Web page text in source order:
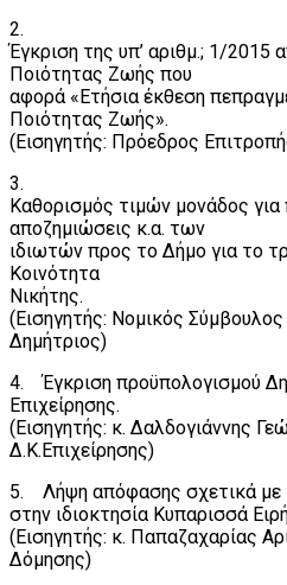
2.
Έγκριση της υπ’ αριθμ.; 1/2015
Ποιότητας Ζωής που
αφορά «Ετήσια έκθεση
Ποιότητας Ζωής».
(Εισηγητής: Πρόεδρος
3.
Καθορισμός τιμών μονάδος
αποζημιώσεις κ.α. των
ιδιωτών προς το Δήμο για το
Κοινότητα
Νικήτης.
(Εισηγητής: Νομικός
Δημήτριος)
4. Έγκριση προϋπολογισμού
Επιχείρησης.
(Εισηγητής: κ. Δαλδογιάννης
Δ.Κ.Επιχείρησης)
5. Λήψη απόφασης σχετικά με
στην ιδιοκτησία Κυπαρισσά
(Εισηγητής: κ. Παπαζαχαρίας
Δόμησης)